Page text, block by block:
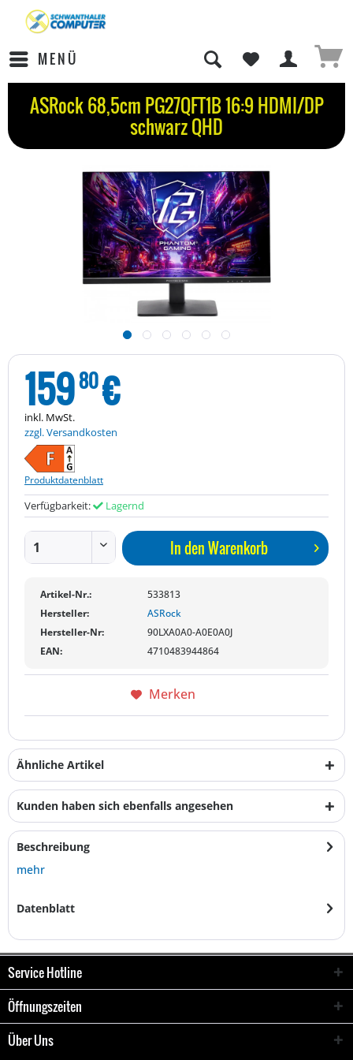
MENÜ
ASRock 68,5cm PG27QFT1B 16:9 HDMI/DP
schwarz QHD
15980€
inkl. MwSt.
zzgl. Versandkosten
Produktdatenblatt
Verfügbarkeit: Lagernd
In denWarenkorb
Artikel-Nr.:
533813
Hersteller:
ASRock
Hersteller-Nr:
90LXA0A0-A0E0A0J
EAN:
4710483944864
Merken
Ähnliche Artikel
Kunden haben sich ebenfalls angesehen
Beschreibung
mehr
Datenblatt
Service Hotline
Öffnungszeiten
Über Uns